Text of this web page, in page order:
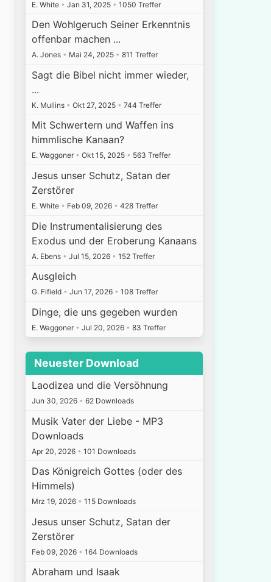
E. White • Jan 31, 2025 • 1050 Treffer
Den Wohlgeruch Seiner Erkenntnis
offenbar machen ...
A. Jones • Mai 24, 2025 • 811 Treffer
Sagt die Bibel nicht immer wieder,
...
K. Mullins • Okt 27, 2025 • 744 Treffer
Mit Schwertern und Waffen ins
himmlische Kanaan?
E. Waggoner • Okt 15, 2025 • 563 Treffer
Jesus unser Schutz, Satan der
Zerstörer
E. White • Feb 09, 2026 • 428 Treffer
Die Instrumentalisierung des
Exodus und der Eroberung Kanaans
A. Ebens • Jul 15, 2026 • 152 Treffer
Ausgleich
G. Fifield • Jun 17, 2026 • 108 Treffer
Dinge, die uns gegeben wurden
E. Waggoner • Jul 20, 2026 • 83 Treffer
Neuester Download
Laodizea und die Versöhnung
Jun 30, 2026 • 62 Downloads
Musik Vater der Liebe - MP3
Downloads
Apr 20, 2026 • 101 Downloads
Das Königreich Gottes (oder des
Himmels)
Mrz 19, 2026 • 115 Downloads
Jesus unser Schutz, Satan der
Zerstörer
Feb 09, 2026 • 164 Downloads
Abraham und Isaak